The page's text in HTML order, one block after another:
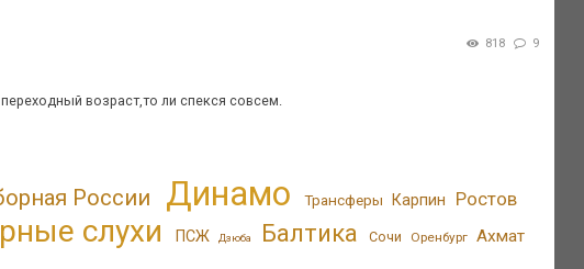
818 9
возраст,то ли спекся совсем.
России Динамо Трансферы Карпин Ростов
слухи ПСЖ Дзюба Балтика Сочи Оренбург Ахмат